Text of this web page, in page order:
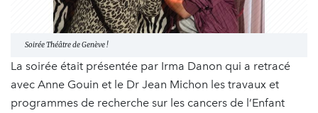
Soirée Théâtre de Genève !
La soirée était présentée par Irma Danon qui a retracé
avec Anne Gouin et le Dr Jean Michon les travaux et
programmes de recherche sur les cancers de l’Enfant